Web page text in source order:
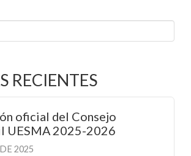
RECIENTES
oficial del Consejo
UESMA 2025-2026
2025